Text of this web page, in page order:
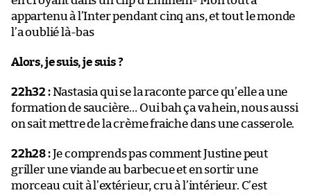
appartenu à l’Inter pendant cinq ans, et tout le monde
l’a oublié là-bas
Alors, je suis, je suis ?
22h32 :Nastasia qui se la raconte parce qu’elle a une
formation de saucière… Oui bah ça va hein, nous aussi
on sait mettre de la crème fraiche dans une casserole.
22h28 :Je comprends pas comment Justine peut
griller une viande au barbecue et en sortir une
morceau cuit à l’extérieur, cru à l’intérieur. C’est